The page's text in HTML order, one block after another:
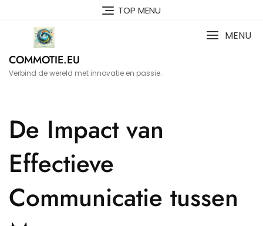
TOP MENU
COMMOTIE.EU
Verbind de wereld met innovatie en passie.
MENU
De Impact van
Effectieve
Communicatie tussen